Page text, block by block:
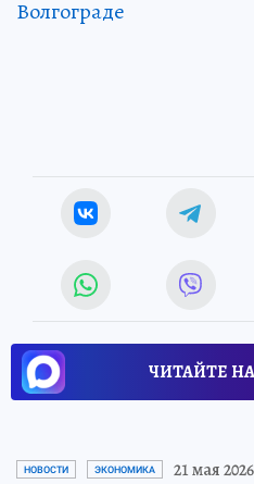
Волгограде
ЧИТАЙТЕ
НОВОСТИ ЭКОНОМИКА 21 мая